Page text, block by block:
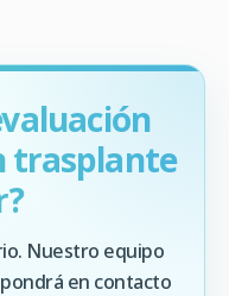
trasplante
Nuestro equipo
en contacto